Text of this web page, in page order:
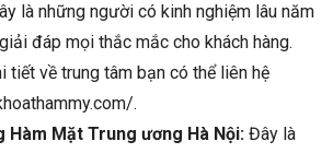
là những người có kinh nghiệm lâu năm
đáp mọi thắc mắc cho khách hàng.
tiết về trung tâm bạn có thể liên hệ
.
Hàm Mặt Trung ương Hà Nội: Đây là